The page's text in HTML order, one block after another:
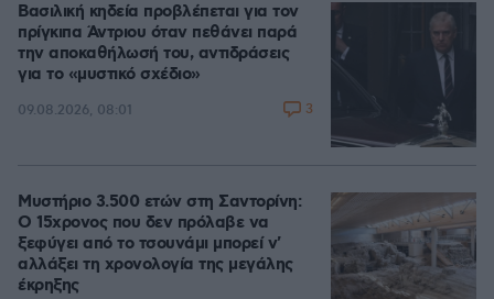
Βασιλική κηδεία προβλέπεται για τον
πρίγκιπα Άντριου όταν πεθάνει παρά
την αποκαθήλωσή του, αντιδράσεις
για το «μυστικό σχέδιο»
09.08.2026, 08:01 3
Μυστήριο 3.500 ετών στη Σαντορίνη:
Ο 15χρονος που δεν πρόλαβε να
ξεφύγει από το τσουνάμι μπορεί ν'
αλλάξει τη χρονολογία της μεγάλης
έκρηξης